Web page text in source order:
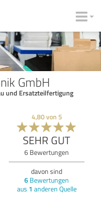
GmbH
und Ersatzteilfertigung
4,80von 5
SEHR GUT
6 Bewertungen
davon sind
6 Bewertungen
aus 1 anderen Quelle